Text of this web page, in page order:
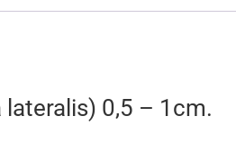
0,5 – 1cm.